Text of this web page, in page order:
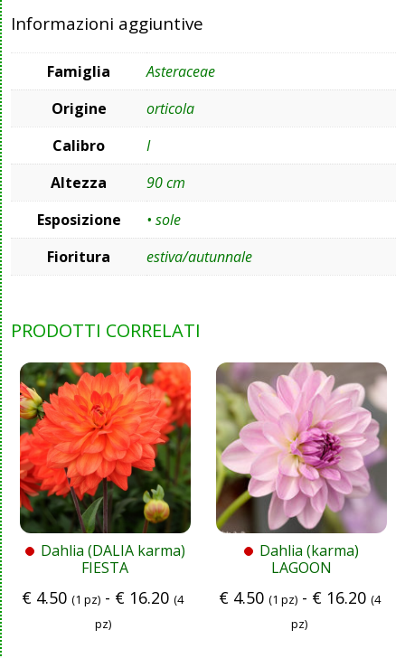
Informazioni aggiuntive
Famiglia
Asteraceae
Origine
orticola
Calibro
I
Altezza
90 cm
Esposizione
• sole
Fioritura
estiva/autunnale
PRODOTTI CORRELATI
Dahlia (DALIA karma)
FIESTA
€ 4.50 (1 pz) - € 16.20 (4
pz)
Dahlia (karma)
LAGOON
€4.50 (1 pz)- €16.20 (4
pz)